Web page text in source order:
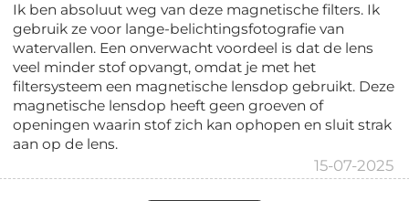
Ik ben absoluut weg van deze magnetische filters. Ik
gebruik ze voor lange-belichtingsfotografie van
watervallen. Een onverwacht voordeel is dat de lens
veel minder stof opvangt, omdat je met het
filtersysteem een magnetische lensdop gebruikt. Deze
magnetische lensdop heeft geen groeven of
openingen waarin stof zich kan ophopen en sluit strak
aan op de lens.
15-07-2025